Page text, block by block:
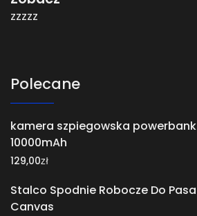
zzzzz
Polecane
kamera szpiegowska powerbank
10000mAh
129,00zł
Stalco Spodnie Robocze Do Pasa
Canvas